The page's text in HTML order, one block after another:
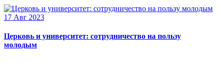
17 Авг 2023
Церковь и университет: сотрудничество на пользу
молодым